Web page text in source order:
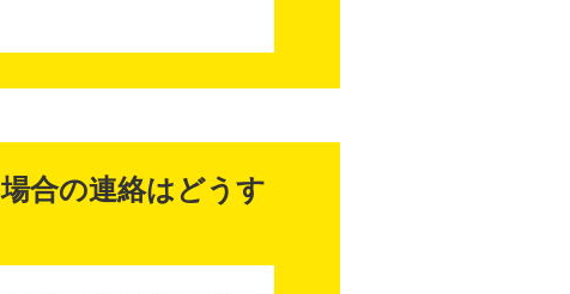
合の連絡はどうす